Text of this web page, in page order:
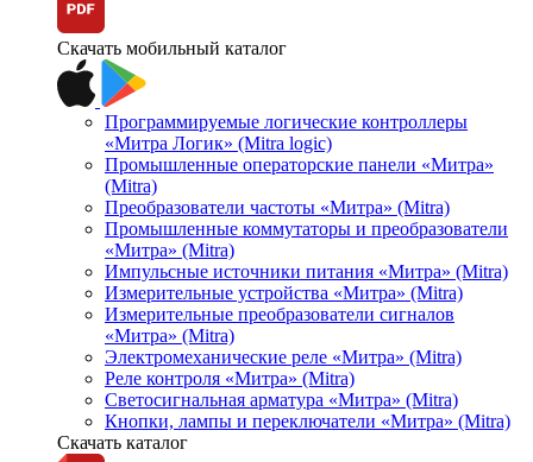
Скачать мобильный каталог
Программируемые логические контроллеры
«Митра Логик» (Mitra logic)
Промышленные операторские панели «Митра»
(Mitra)
Преобразователи частоты «Митра» (Mitra)
Промышленные коммутаторы и преобразователи
«Митра» (Mitra)
Импульсные источники питания «Митра» (Mitra)
Измерительные устройства «Митра» (Mitra)
Измерительные преобразователи сигналов
«Митра» (Mitra)
Электромеханические реле «Митра» (Mitra)
Реле контроля «Митра» (Mitra)
Светосигнальная арматура «Митра» (Mitra)
Кнопки, лампы и переключатели «Митра» (Mitra)
Скачать каталог